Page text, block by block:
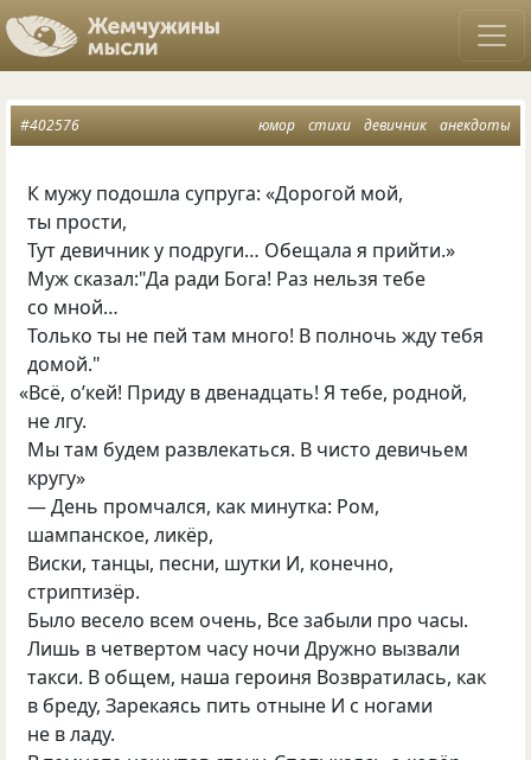
юмор стихи девичник анекдоты
#402576
К мужу подошла супруга: «Дорогой мой,
ты прости,
Тут девичник у подруги… Обещала я прийти.»
Муж сказал:"Да ради Бога! Раз нельзя тебе
со мной…
Только ты не пей там много! В полночь жду тебя
домой."
«Всё, о’кей! Приду в двенадцать! Я тебе, родной,
не лгу.
Мы там будем развлекаться. В чисто девичьем
кругу»
— День промчался, как минутка: Ром,
шампанское, ликёр,
Виски, танцы, песни, шутки И, конечно,
стриптизёр.
Было весело всем очень, Все забыли про часы.
Лишь в четвертом часу ночи Дружно вызвали
такси. В общем, наша героиня Возвратилась, как
в бреду, Зарекаясь пить отныне И с ногами
не в ладу.